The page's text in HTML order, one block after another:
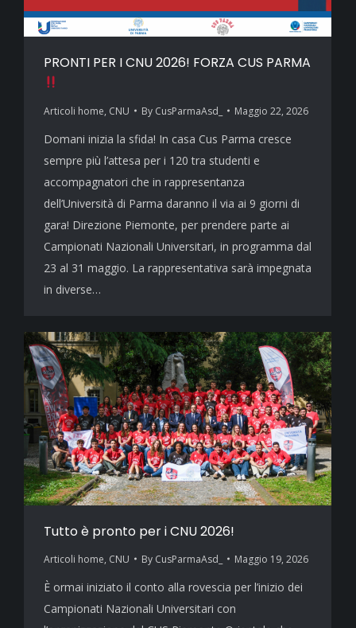
PRONTI PER I CNU 2026! FORZA CUS PARMA
Articoli home, CNU By CusParmaAsd_ Maggio 22, 2026
Domani inizia la sfida! In casa Cus Parma cresce
sempre più l’attesa per i 120 tra studenti e
accompagnatori che in rappresentanza
dell’Università di Parma daranno il via ai 9 giorni di
gara! Direzione Piemonte, per prendere parte ai
Campionati Nazionali Universitari, in programma dal
23 al 31 maggio. La rappresentativa sarà impegnata
in diverse…
Tutto è pronto per i CNU 2026!
Articoli home, CNU By CusParmaAsd_ Maggio 19, 2026
È ormai iniziato il conto alla rovescia per l’inizio dei
Campionati Nazionali Universitari con